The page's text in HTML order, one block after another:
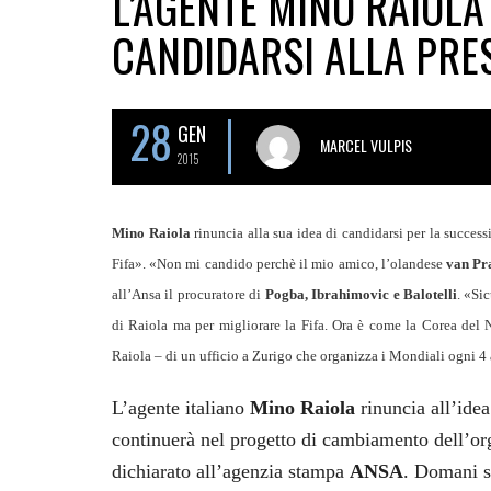
CANDIDARSI ALLA
28 GEN
2015
MARCEL VULPIS
Mino Raiola rinuncia alla sua idea di candidarsi per la
Fifa». «Non mi candido perchè il mio amico, l’olandese van
all’Ansa il procuratore di Pogba, Ibrahimovic e Balotelli .
di Raiola ma per migliorare la Fifa. Ora è come la Corea
Raiola – di un ufficio a Zurigo che organizza i Mondiali ogni 4
L’agente italiano Mino Raiola rinuncia
continuerà nel progetto di cambiamento
dichiarato all’agenzia stampa ANSA. Domani